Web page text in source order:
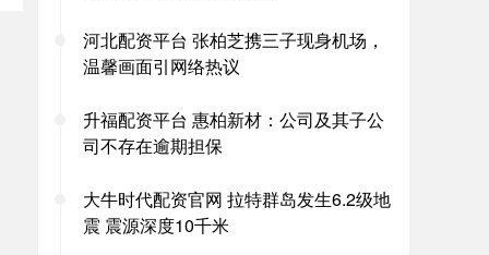
河北配资平台 张柏芝携三子现身机场，
温馨画面引网络热议
升福配资平台 惠柏新材：公司及其子公
司不存在逾期担保
大牛时代配资官网 拉特群岛发生6.2级地
震 震源深度10千米